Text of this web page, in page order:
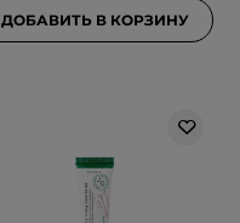
ДОБАВИТЬ В КОРЗИНУ